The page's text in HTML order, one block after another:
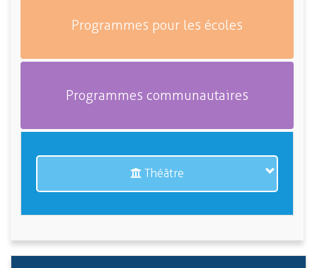
Programmes pour les écoles
Programmes communautaires
Théâtre